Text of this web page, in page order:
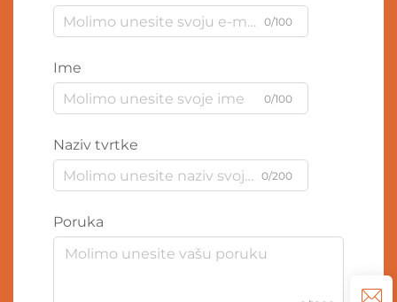
0/100
Ime
0/100
Naziv tvrtke
0/200
Poruka